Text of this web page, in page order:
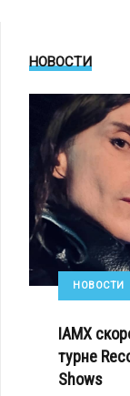
НОВОСТИ
НОВОСТИ
IAMX
турне
Shows